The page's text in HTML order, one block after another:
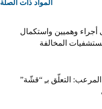
المواد ذات الصلة
أجراء وهميين واستكمال
المخالفة
التعلّق بـِ “قشّة”